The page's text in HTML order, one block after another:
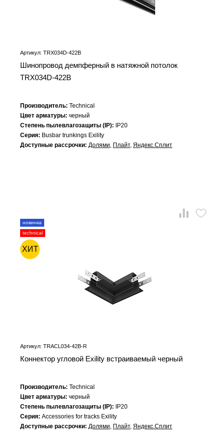
Артикул: TRX034D-422B
Шинопровод демпферный в натяжной потолок
TRX034D-422B
Производитель: Technical
Цвет арматуры: черный
Степень пылевлагозащиты (IP):
IP20
Серия: Busbar trunkings Exility
Доступные рассрочки: Долями, Плайт, Яндекс.Сплит
новинка
technical
ХИТ
Артикул: TRACL034-42B-R
Коннектор угловой Exility встраиваемый черный
Производитель: Technical
Цвет арматуры: черный
Степень пылевлагозащиты (IP):
IP20
Серия: Accessories for tracks Exility
Доступные рассрочки: Долями, Плайт, Яндекс.Сплит